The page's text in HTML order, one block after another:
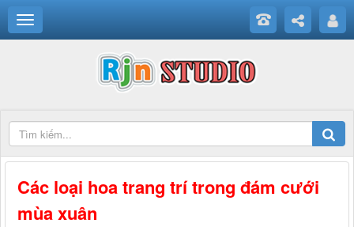
Các loại hoa trang trí trong đám cưới
mùa xuân